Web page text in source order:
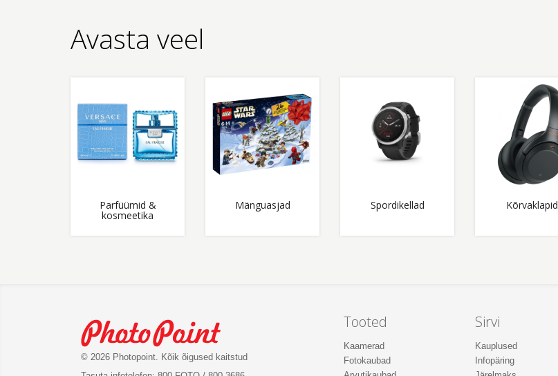
Avasta veel
Parfüümid &
kosmeetika
Mänguasjad Spordikellad Kõrvaklapid
© 2026 Photopoint. Kõik õigused kaitstud
Tooted
Kaamerad
Fotokaubad
Sirvi
Kauplused
Infopäring